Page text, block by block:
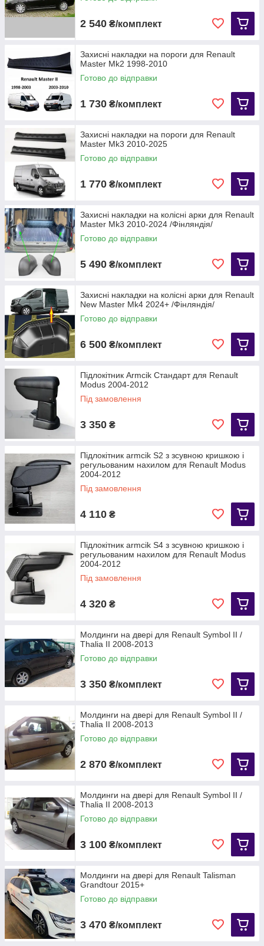
2 540 ₴/комплект
Захисні накладки на пороги для Renault
Master Mk2 1998-2010
Готово до відправки
1 730 ₴/комплект
Захисні накладки на пороги для Renault
Master Mk3 2010-2025
Готово до відправки
1 770 ₴/комплект
Захисні накладки на колісні арки для Renault
Master Mk3 2010-2024 /Фінляндія/
Готово до відправки
5 490 ₴/комплект
Захисні накладки на колісні арки для Renault
New Master Mk4 2024+ /Фінляндія/
Готово до відправки
6 500 ₴/комплект
Підлокітник Armcik Стандарт для Renault
Modus 2004-2012
Під замовлення
3 350 ₴
Підлокітник armcik S2 з зсувною кришкою і
регульованим нахилом для Renault Modus
2004-2012
Під замовлення
4 110 ₴
Підлокітник armcik S4 з зсувною кришкою і
регульованим нахилом для Renault Modus
2004-2012
Під замовлення
4 320 ₴
Молдинги на двері для Renault Symbol II /
Thalia II 2008-2013
Готово до відправки
3 350 ₴/комплект
Молдинги на двері для Renault Symbol II /
Thalia II 2008-2013
Готово до відправки
2 870 ₴/комплект
Молдинги на двері для Renault Symbol II /
Thalia II 2008-2013
Готово до відправки
3 100 ₴/комплект
Молдинги на двері для Renault Talisman
Grandtour 2015+
Готово до відправки
3 470 ₴/комплект